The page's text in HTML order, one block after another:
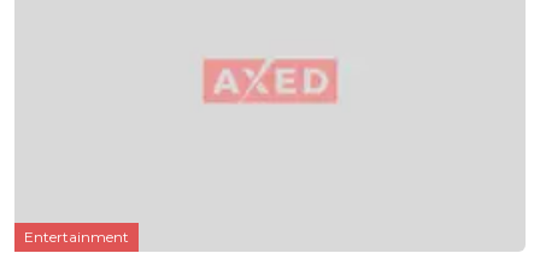
Entertainment